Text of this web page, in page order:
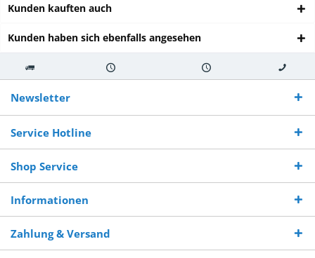
Kunden kauften auch
Kunden haben sich ebenfalls angesehen
Kostenloser
Versand ab €
250,-
Versand innerhalb von Versand von So erreichen
Sie uns 0160
970 511 90
Newsletter
Service Hotline
Shop Service
Informationen
Zahlung & Versand